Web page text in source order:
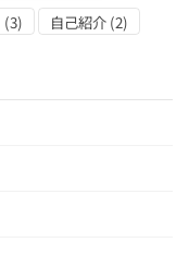
(3) 自己紹介 (2)